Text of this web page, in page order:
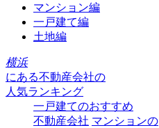
マンション編
一戸建て編
土地編
横浜
にある不動産会社の
人気ランキング
一戸建てのおすすめ
不動産会社 マンションの